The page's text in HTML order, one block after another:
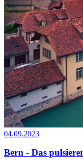
04.09.2023
Bern - Das